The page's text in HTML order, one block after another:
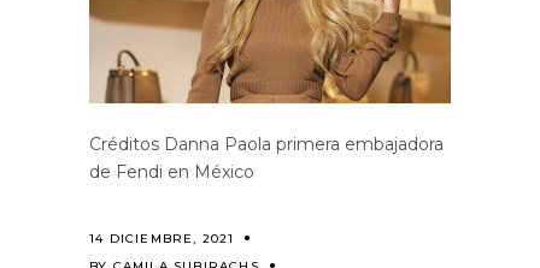
Créditos Danna Paola primera embajadora
de Fendi en México
14 DICIEMBRE, 2021